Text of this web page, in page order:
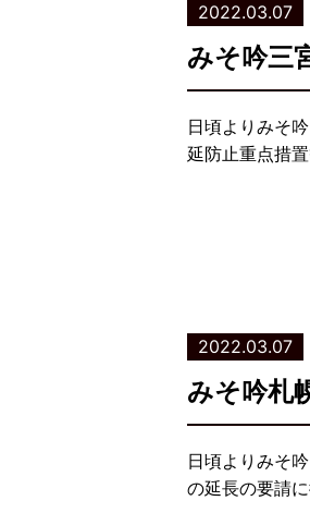
2022.03.07
みそ吟三
日頃よりみそ
延防止重点措
2022.03.07
みそ吟札
日頃よりみそ
の延長の要請